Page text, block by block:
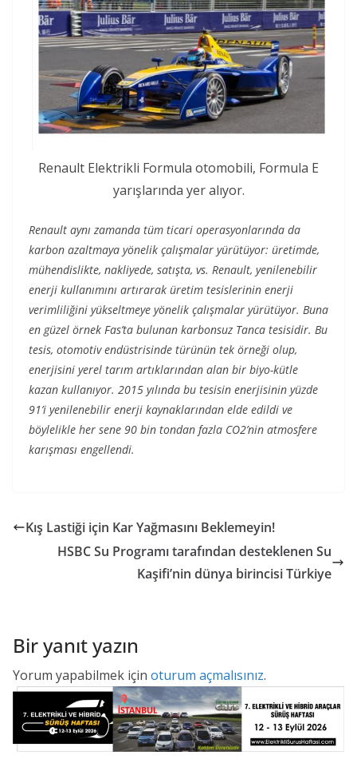
Renault Elektrikli Formula otomobili, Formula E
yarışlarında yer alıyor.
Renault aynı zamanda tüm ticari operasyonlarında da
karbon azaltmaya yönelik çalışmalar yürütüyor: üretimde,
mühendislikte, nakliyede, satışta, vs. Renault, yenilenebilir
enerji kullanımını artırarak üretim tesislerinin enerji
verimliliğini yükseltmeye yönelik çalışmalar yürütüyor. Buna
en güzel örnek Fas’ta bulunan karbonsuz Tanca tesisidir. Bu
tesis, otomotiv endüstrisinde türünün tek örneği olup,
enerjisini yerel tarım artıklarından alan bir biyo-kütle
kazan kullanıyor. 2015 yılında bu tesisin enerjisinin yüzde
91’i yenilenebilir enerji kaynaklarından elde edildi ve
böylelikle her sene 90 bin tondan fazla CO2’nin atmosfere
karışması engellendi.
Kış Lastiği için Kar Yağmasını Beklemeyin!
HSBC Su Programı tarafından desteklenen Su
Kaşifi’nin dünya birincisi Türkiye
Bir yanıt yazın
Yorum yapabilmek için oturum açmalısınız.